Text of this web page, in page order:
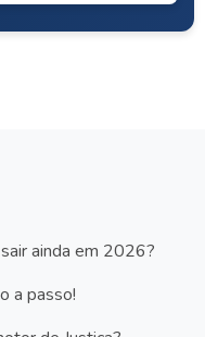
ainda em 2026?
a passo!